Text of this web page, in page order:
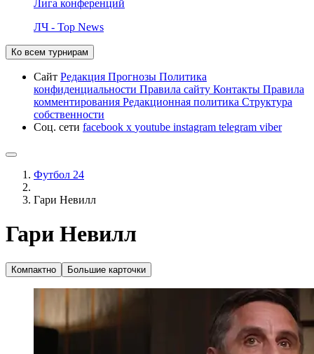
Лига конференций
ЛЧ - Top News
Ко всем турнирам
Сайт Редакция Прогнозы Политика
конфиденциальности Правила сайту Контакты Правила
комментирования Редакционная политика Структура
собственности
Соц. сети facebook x youtube instagram telegram viber
Футбол 24
Гари Невилл
Гари Невилл
Компактно Большие карточки